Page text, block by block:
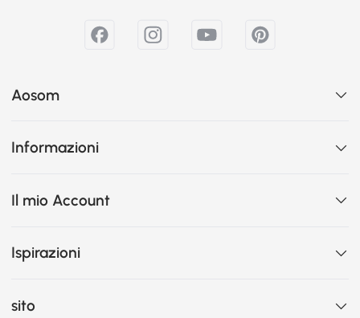
Aosom
Informazioni
Il mio Account
Ispirazioni
sito